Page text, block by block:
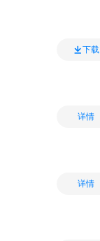
下载
详情
详情